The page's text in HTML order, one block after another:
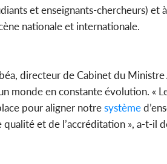
et enseignants-chercheurs)
nationale et internationale.
directeur de Cabinet du
monde en constante évolution. «
pour aligner notresystème
qualité et de l’accréditation », a-t-il